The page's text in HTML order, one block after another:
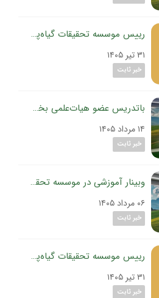
رییس موسسه تحقیقات گیاه‌پزشکی کشور در مجله رادیویی کشاورزی شبکه رادیویی اقتصاد تأکید کرد:
۳۱ تیر ۱۴۰۵
خبر ثابت
باتدریس عضو هیات‌علمی بخش تحقیقات بیماری‌های گیاهی موسسه تحقیقات گیاه‌پزشکی کشور برگزار شد:
۱۴ مرداد ۱۴۰۵
خبر ثابت
وبینار آموزشی در موسسه تحقیقات گیاه‌پزشکی کشور؛
۰۶ مرداد ۱۴۰۵
خبر ثابت
رییس موسسه تحقیقات گیاه‌پزشکی کشور در مجله رادیویی کشاورزی شبکه رادیویی اقتصاد تأکید کرد:
۳۱ تیر ۱۴۰۵
خبر ثابت